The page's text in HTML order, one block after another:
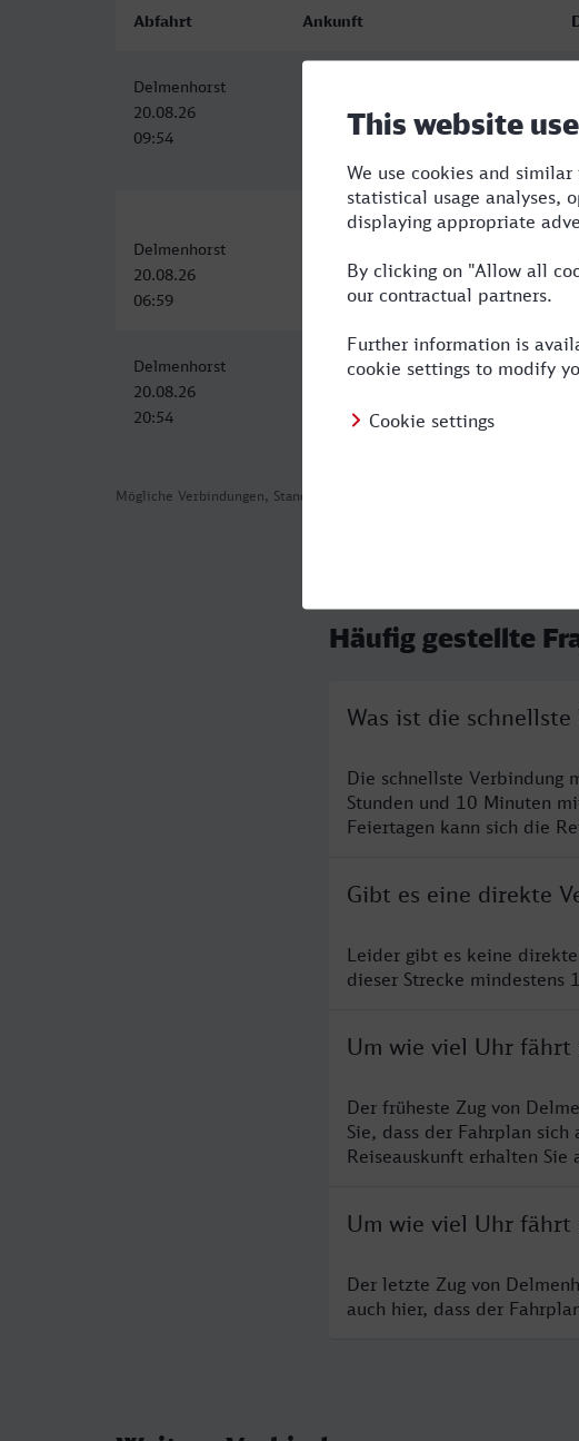
Mögliche Verbindungen, Stand: 2026-08-06 06:54
Abfahrt Ankunft
Delmenhorst
20.08.26
09:54
20.08.26
Delmenhorst
20.08.26
06:59
20.08.26
Delmenhorst
20.08.26
20:54
Warszawa Centralna
Häufig gestellte
Was ist die
Die schnellste Verbindung
Stunden und 10 Minuten
Feiertagen kann sich die
Gibt es eine direkte
Leider gibt es keine direkte
dieser Strecke mindestens
Um wie viel Uhr fährt
Der früheste Zug von
Sie, dass der Fahrplan
Reiseauskunft erhalten
Um wie viel Uhr fährt
Der letzte Zug von
auch hier, dass der